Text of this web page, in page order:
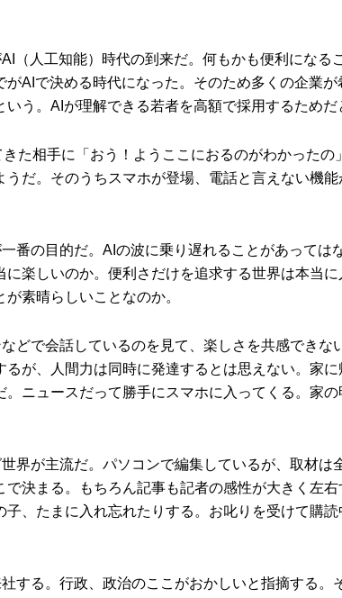
（人工知能）時代の到来だ。何もかも便利になる
AIで決める時代になった。そのため多くの企業が
う。AIが理解できる若者を高額で採用するためだ
た相手に「おう！ようここにおるのがわかったの
だ。そのうちスマホが登場、電話と言えない機能
番の目的だ。AIの波に乗り遅れることがあっては
楽しいのか。便利さだけを追求する世界は本当
素晴らしいことなのか。
どで会話しているのを見て、楽しさを共感できな
が、人間力は同時に発達するとは思えない。家に
ニュースだって勝手にスマホに入ってくる。家の
界が主流だ。パソコンで編集しているが、取材は
決まる。もちろん記事も記者の感性が大きく左右
、たまに入れ忘れたりする。お叱りを受けて購読
する。行政、政治のここがおかしいと指摘する。